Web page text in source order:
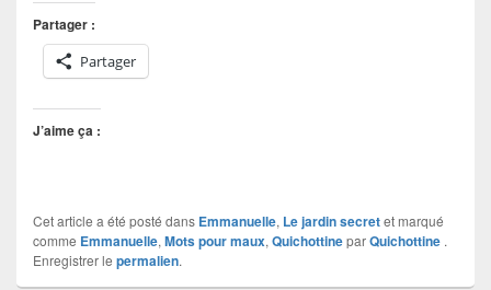
Partager :
Partager
J’aime ça :
Cet article a été posté dans Emmanuelle, Le jardin secretet marqué
comme Emmanuelle, Mots pour maux, QuichottineparQuichottine .
Enregistrer le permalien.